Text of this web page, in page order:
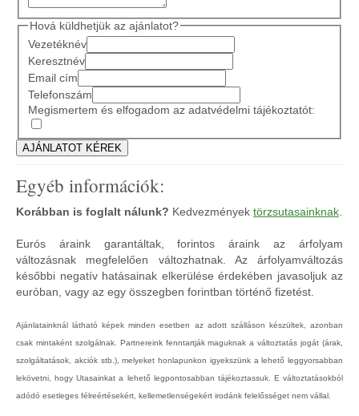
Hová küldhetjük az ajánlatot?
Vezetéknév
Keresztnév
Email cím
Telefonszám
Megismertem és elfogadom az adatvédelmi tájékoztatót:
Egyéb információk:
Korábban is foglalt nálunk? Kedvezmények törzsutasainknak.
Eurós áraink garantáltak, forintos áraink az árfolyam
változásnak megfelelően változhatnak. Az árfolyamváltozás
későbbi negatív hatásainak elkerülése érdekében javasoljuk az
euróban, vagy az egy összegben forintban történő fizetést.
Ajánlatainknál látható képek minden esetben az adott szálláson készültek, azonban
csak mintaként szolgálnak. Partnereink fenntartják maguknak a változtatás jogát (árak,
szolgáltatások, akciók stb.), melyeket honlapunkon igyekszünk a lehető leggyorsabban
lekövetni, hogy Utasainkat a lehető legpontosabban tájékoztassuk. E változtatásokból
adódó esetleges félreértésekért, kellemetlenségekért irodánk felelősséget nem vállal.